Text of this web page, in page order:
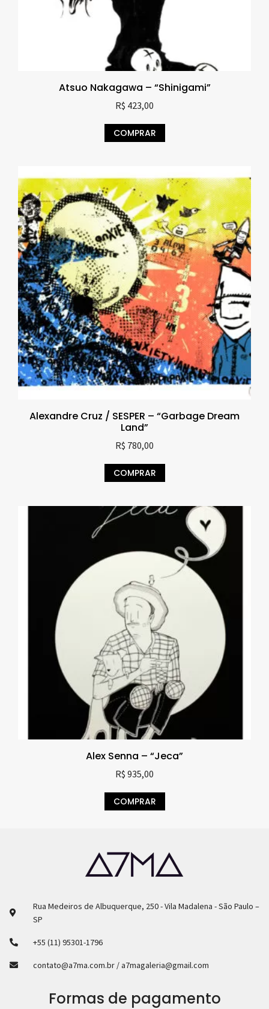
Atsuo Nakagawa – “Shinigami”
R$ 423,00
COMPRAR
Alexandre Cruz / SESPER – “Garbage Dream
Land”
R$ 780,00
COMPRAR
Alex Senna – “Jeca”
R$ 935,00
COMPRAR
Rua Medeiros de Albuquerque, 250 - Vila Madalena - São Paulo –
SP
+55 (11) 95301-1796
contato@a7ma.com.br / a7magaleria@gmail.com
Formas de pagamento